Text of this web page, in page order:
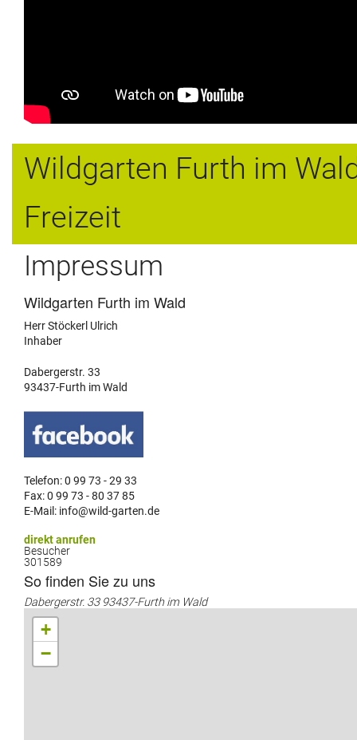
Wildgarten Furth im
Freizeit
Impressum
Wildgarten Furth im Wald
Herr Stöckerl Ulrich
Inhaber
Dabergerstr. 33
93437-Furth im Wald
Telefon: 0 99 73 - 29 33
Fax: 0 99 73 - 80 37 85
E-Mail: info@wild-garten.de
direkt anrufen
Besucher
301589
So finden Sie zu uns
Dabergerstr. 33 93437-Furth im Wald
+
−